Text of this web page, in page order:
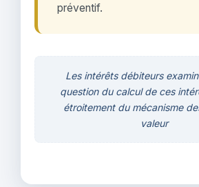
préventif.
Les intérêts débiteurs
question du calcul de ces
étroitement du mécanisme
valeur